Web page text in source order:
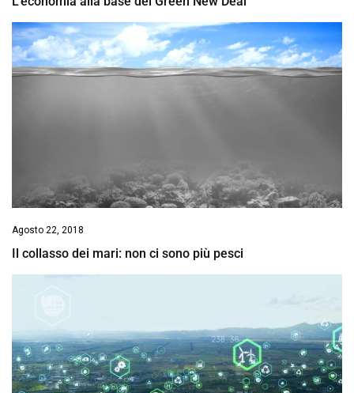
Agosto 22, 2018
Il collasso dei mari: non ci sono più pesci